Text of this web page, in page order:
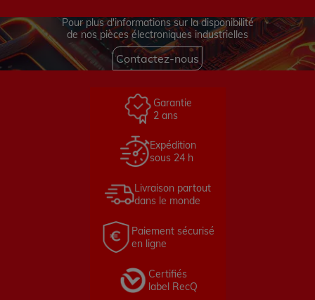
Pour plus d'informations sur la disponibilité
de nos pièces électroniques industrielles
Contactez-nous
Garantie
2 ans
Expédition
sous 24 h
Livraison partout
dans le monde
Paiement sécurisé
en ligne
Certifiés
label RecQ